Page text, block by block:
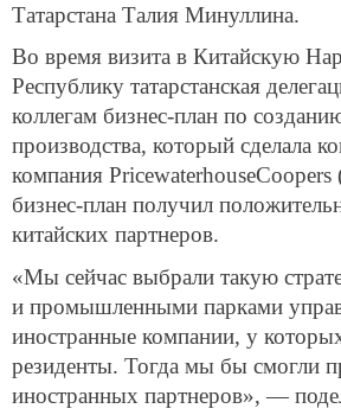
Татарстана Талия Минуллина.
Во время визита в Китайскую
Республику татарстанская
коллегам бизнес-план по
производства, который сделала
компания
бизнес-план получил
китайских партнеров.
«Мы сейчас выбрали такую
и промышленными парками
иностранные компании, у
резиденты. Тогда мы бы смогли
иностранных партнеров», —